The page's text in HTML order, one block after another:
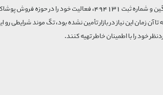
فروشگاه تگ موند از سال 1395 با نام ثبتی گسترش و نوآوری تگین و شماره ثبت 494131، فعالیت خود را
تا آن زمان این نیاز در بازار تأمین نشده بود، تگ موند شرایطی رو
خود را با اطمینان خاطر تهیه کنند.